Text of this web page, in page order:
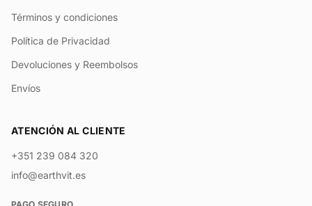
Términos y condiciones
Política de Privacidad
Devoluciones y Reembolsos
Envíos
ATENCIÓN AL CLIENTE
+351 239 084 320
info@earthvit.es